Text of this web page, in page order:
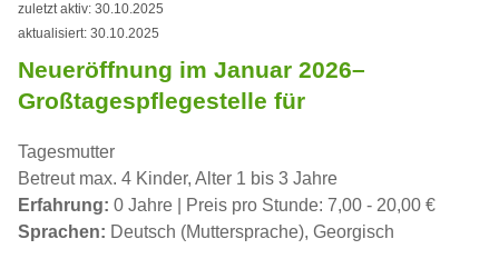
zuletzt aktiv: 30.10.2025
aktualisiert: 30.10.2025
Neueröffnung im Januar 2026–
Großtagespflegestelle für
Tagesmutter
Betreut max. 4 Kinder, Alter 1 bis 3 Jahre
Erfahrung: 0 Jahre | Preis pro Stunde: 7,00 - 20,00 €
Sprachen: Deutsch (Muttersprache), Georgisch